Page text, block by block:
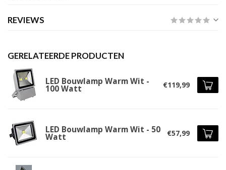
REVIEWS
GERELATEERDE PRODUCTEN
LED Bouwlamp Warm Wit -
100 Watt €119,99
LED Bouwlamp Warm Wit - 50
Watt €57,99